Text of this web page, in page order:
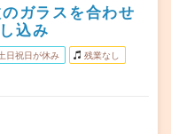
ガラスを合わせ
込み
日祝日が休み 残業なし